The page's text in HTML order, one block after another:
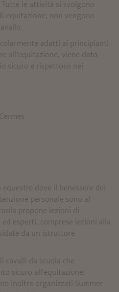
le attività si svolgono
equitazione; non vengono
adatti ai principianti
all'equitazione, viene dato
sicuro e rispettoso nei
dove il benessere dei
personale sono al
propone lezioni di
esperti, comprese lezioni alla
da un istruttore
cavalli da scuola che
sicuro all'equitazione.
inoltre organizzati Summer